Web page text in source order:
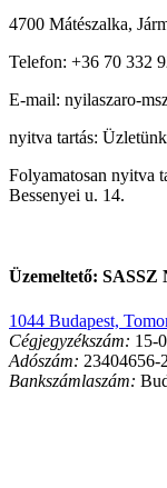
4700 Mátészalka,
Telefon: +36 70 332
E-mail: nyilaszaro-
nyitva tartás:
Folyamatosan nyitva
Bessenyei u. 14.
Üzemeltető:
1044 Budapest,
Cégjegyzékszám: 15-
Adószám: 23404656-
Bankszámlaszám: